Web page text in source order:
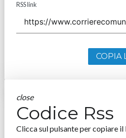
RSS link
COPIA
close
Codice Rss
Clicca sul pulsante per copiare il